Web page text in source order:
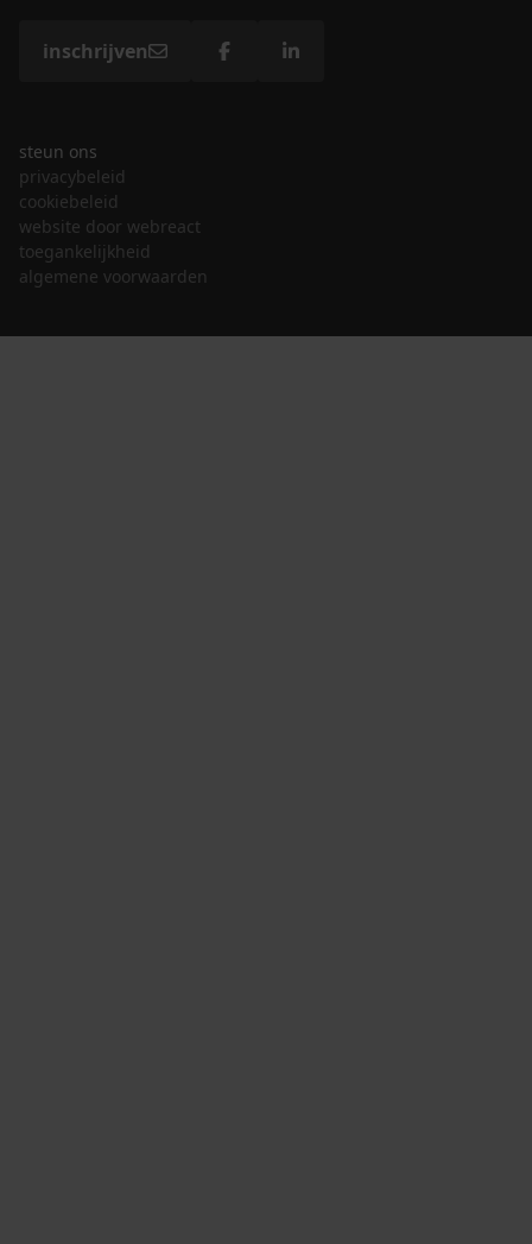
inschrijven
steun ons
privacybeleid
cookiebeleid
website door webreact
toegankelijkheid
algemene voorwaarden